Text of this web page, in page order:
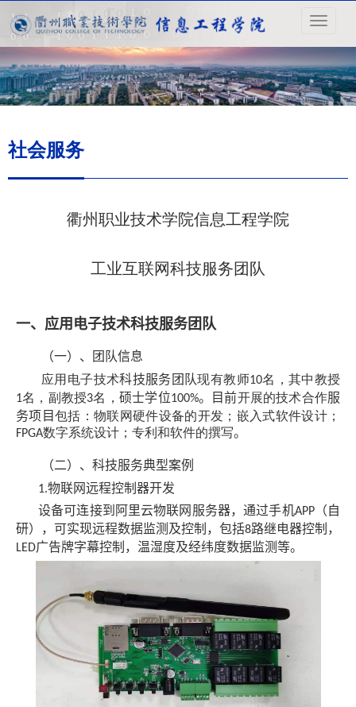
导
菜
单
社会服务
衢州职业技术学院信息工程学院
工业互联网科技服务团队
一、应用电子技术科技服务团队
（一）、团队信息
应用电子技术科技服务团队现有教师10名，其中教授
1名，副教授3名， 硕士学位100%。目前开展的技术合作服
务项目包括：物联网硬件设备的开发；嵌入式软件设计；
FPGA数字系统设计；专利和软件的撰写。
（二）、科技服务典型案例
1.物联网远程控制器开发
设备可连接到阿里云物联网服务器，通过手机APP（自
研），可实现远程数据监测及控制，包括8路继电器控制，
LED广告牌字幕控制，温湿度及经纬度数据监测等。